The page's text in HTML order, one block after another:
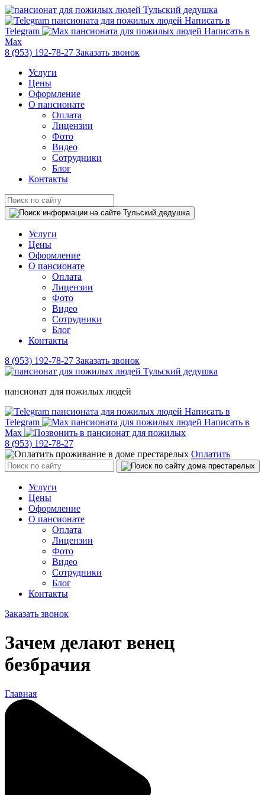
Написать в
Telegram
Написать в
Max
8 (953) 192-78-27 Заказать звонок
Услуги
Цены
Оформление
О пансионате
Оплата
Лицензии
Фото
Видео
Сотрудники
Блог
Контакты
Услуги
Цены
Оформление
О пансионате
Оплата
Лицензии
Фото
Видео
Сотрудники
Блог
Контакты
8 (953) 192-78-27 Заказать звонок
пансионат для пожилых людей
Написать в
Telegram
Написать в
Max
8 (953) 192-78-27
Оплатить
Услуги
Цены
Оформление
О пансионате
Оплата
Лицензии
Фото
Видео
Сотрудники
Блог
Контакты
Заказать звонок
Зачем делают венец
безбрачия
Главная